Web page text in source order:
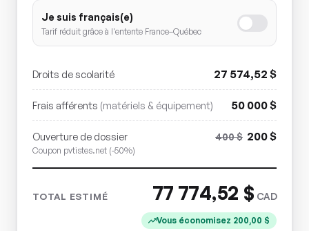
Je suis français(e)
Tarif réduit grâce à l'entente France–Québec
Droits de scolarité 27 574,52 $
Frais afférents (matériels & équipement) 50 000$
Ouverture de dossier
Coupon pvtistes.net (-50%)
400$ 200$
TOTAL ESTIMÉ 77 774,52 $ CAD
Vous économisez 200,00 $